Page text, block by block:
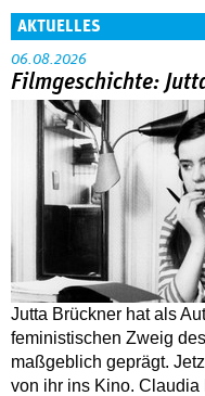
AKTUELLES
06.08.2026
Filmgeschichte:
Jutta Brückner hat als
feministischen Zweig
maßgeblich geprägt.
von ihr ins Kino. Claudia